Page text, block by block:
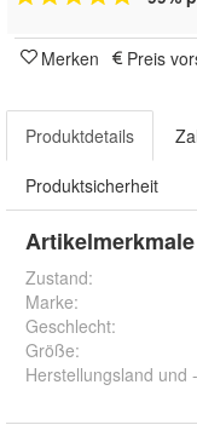
Merken Preis
Produktdetails
Produktsicherheit
Artikelmerkmale
Zustand:
Marke:
Geschlecht:
Größe:
Herstellungsland und